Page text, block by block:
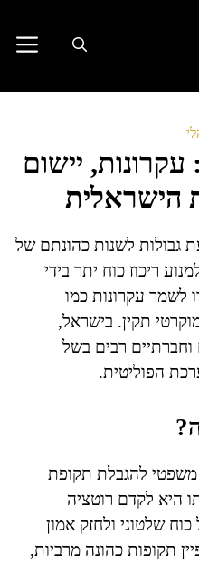
יישום
הישראלית
גבולות לשנות כהונתם של
ריכוז כוח יתר בידי
לשמר עקרונות כמו
תקין. בישראל,
וחברתיים רבים בשל
הפוליטית.
משפטי להגבלת תקופת
היא לקדם רוטציה
שלטוני ולחזק אמון
תקופות כהונה מרביות,